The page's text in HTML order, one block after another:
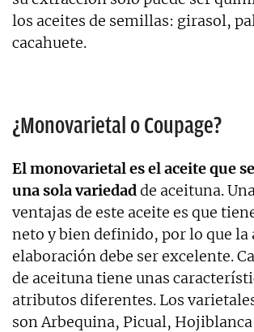
los aceites de semillas: girasol,
cacahuete.
¿Monovarietal o Coupage?
El monovarietal es el aceite que
una sola variedadde aceituna.
ventajas de este aceite es que
neto y bien definido, por lo que la
elaboración debe ser excelente.
de aceituna tiene unas
atributos diferentes. Los
son Arbequina, Picual,